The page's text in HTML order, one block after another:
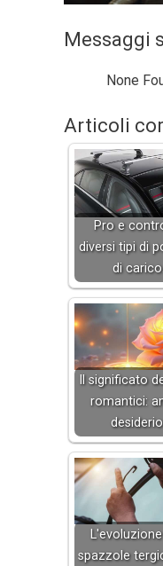
Messaggi
None
Articoli
Pro e
diversi tipi di
di
Il significato
romantici:
spazzole